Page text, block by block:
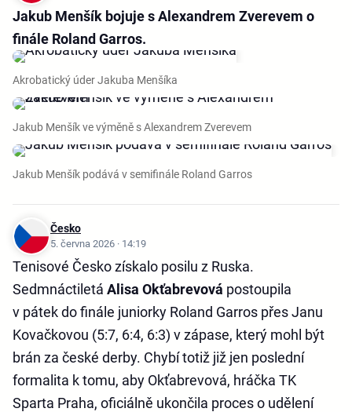
Jakub Menšík bojuje s Alexandrem Zverevem o
finále Roland Garros.
Akrobatický úder Jakuba Menšíka
Jakub Menšík ve výměně s Alexandrem Zverevem
Jakub Menšík podává v semifinále Roland Garros
Česko
5. června 2026 · 14:19
Tenisové Česko získalo posilu z Ruska.
Sedmnáctiletá Alisa Okťabrevová postoupila
v pátek do finále juniorky Roland Garros přes Janu
Kovačkovou (5:7, 6:4, 6:3) v zápase, který mohl být
brán za české derby. Chybí totiž již jen poslední
formalita k tomu, aby Okťabrevová, hráčka TK
Sparta Praha, oficiálně ukončila proces o udělení